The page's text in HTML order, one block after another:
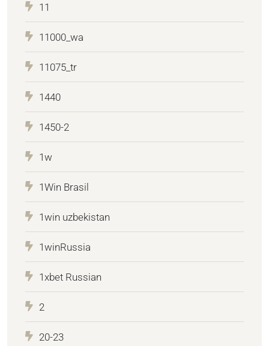
11
11000_wa
11075_tr
1440
1450-2
1w
1Win Brasil
1win uzbekistan
1winRussia
1xbet Russian
2
20-23